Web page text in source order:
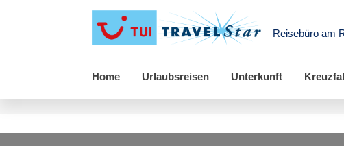
Reisebüro am
Home Urlaubsreisen Unterkunft